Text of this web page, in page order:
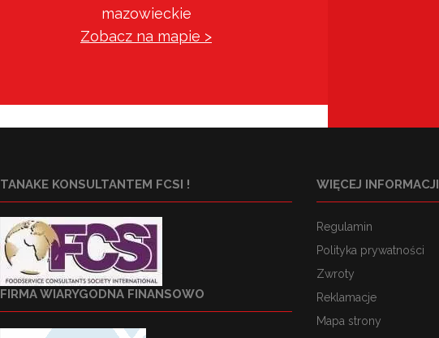
mazowieckie
Zobacz na mapie >
TANAKE KONSULTANTEM FCSI !
FIRMA WIARYGODNA FINANSOWO
WIĘCEJ INFORMACJI
Regulamin
Polityka prywatności
Zwroty
Reklamacje
Mapa strony